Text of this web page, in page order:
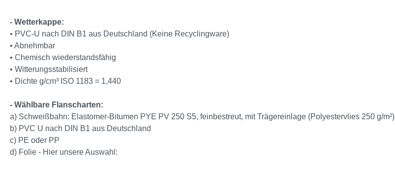
- Wetterkappe:
• PVC-U nach DIN B1 aus Deutschland (Keine Recyclingware)
• Abnehmbar
• Chemisch wiederstandsfähig
• Witterungsstabilisiert
• Dichte g/cm³ ISO 1183 = 1,440
- Wählbare Flanscharten:
a) Schweißbahn: Elastomer-Bitumen PYE PV 250 S5, feinbestreut, mit Trägereinlage (Polyestervlies 250 g/m²)
b) PVC U nach DIN B1 aus Deutschland
c) PE oder PP
d) Folie - Hier unsere Auswahl: